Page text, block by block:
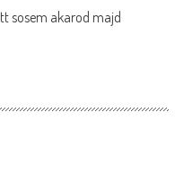
sosem akarod majd